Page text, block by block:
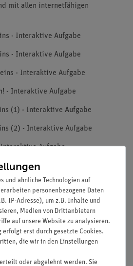
mit allen internetfähigen
- Interaktive Aufgabe
- Interaktive Aufgabe
- Interaktive Aufgabe
- Interaktive Aufgabe
(1) - Interaktive Aufgabe
(2) - Interaktive Aufgabe
Aufgabe
hören" - Interaktive Aufgabe
Aufgabe
- Interaktive Aufgabe
und ähnliche Technologien auf
personenbezogene Daten
IP-Adresse), um z.B. Inhalte und
Medien von Drittanbietern
auf unsere Website zu analysieren.
erfolgt erst durch gesetzte Cookies.
die wir in den Einstellungen
oder abgelehnt werden. Sie